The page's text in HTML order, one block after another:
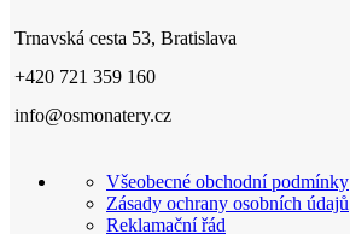
Trnavská cesta 53, Bratislava
+420 721 359 160
info@osmonatery.cz
Všeobecné obchodní podmínky
Zásady ochrany osobních údajů
Reklamační řád